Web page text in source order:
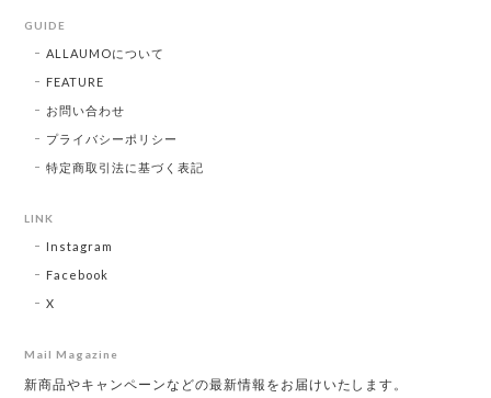
GUIDE
ALLAUMOについて
FEATURE
お問い合わせ
プライバシーポリシー
特定商取引法に基づく表記
LINK
Instagram
Facebook
X
Mail Magazine
新商品やキャンペーンなどの最新情報をお届けいたします。